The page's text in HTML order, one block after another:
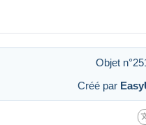
Objet
Créé par